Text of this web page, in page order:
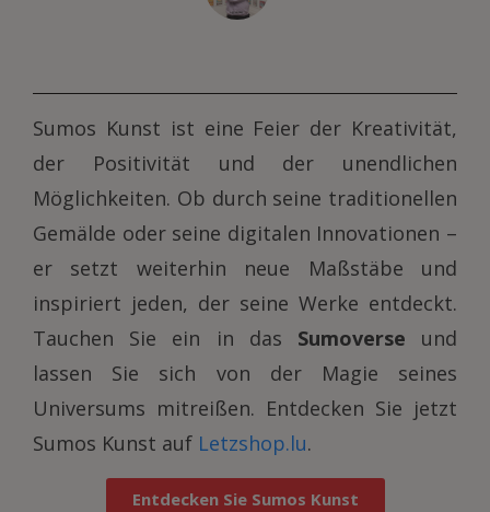
Sumos Kunst ist eine Feier der Kreativität,
der Positivität und der unendlichen
Möglichkeiten. Ob durch seine traditionellen
Gemälde oder seine digitalen Innovationen –
er setzt weiterhin neue Maßstäbe und
inspiriert jeden, der seine Werke entdeckt.
Tauchen Sie ein in das Sumoverse und
lassen Sie sich von der Magie seines
Universums mitreißen. Entdecken Sie jetzt
Sumos Kunst auf Letzshop.lu.
Entdecken Sie Sumos Kunst